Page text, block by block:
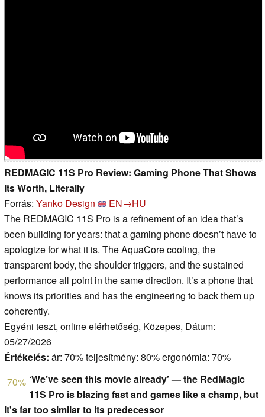
REDMAGIC 11S Pro Review: Gaming Phone That Shows
Its Worth, Literally
Forrás: Yanko Design
EN→HU
The REDMAGIC 11S Pro is a refinement of an idea that’s
been building for years: that a gaming phone doesn’t have to
apologize for what it is. The AquaCore cooling, the
transparent body, the shoulder triggers, and the sustained
performance all point in the same direction. It’s a phone that
knows its priorities and has the engineering to back them up
coherently.
Egyéni teszt, online elérhetőség, Közepes, Dátum:
05/27/2026
Értékelés: ár: 70% teljesítmény: 80% ergonómia: 70%
70% ‘We’ve seen this movie already’ — the RedMagic
11S Pro is blazing fast and games like a champ, but
it's far too similar to its predecessor